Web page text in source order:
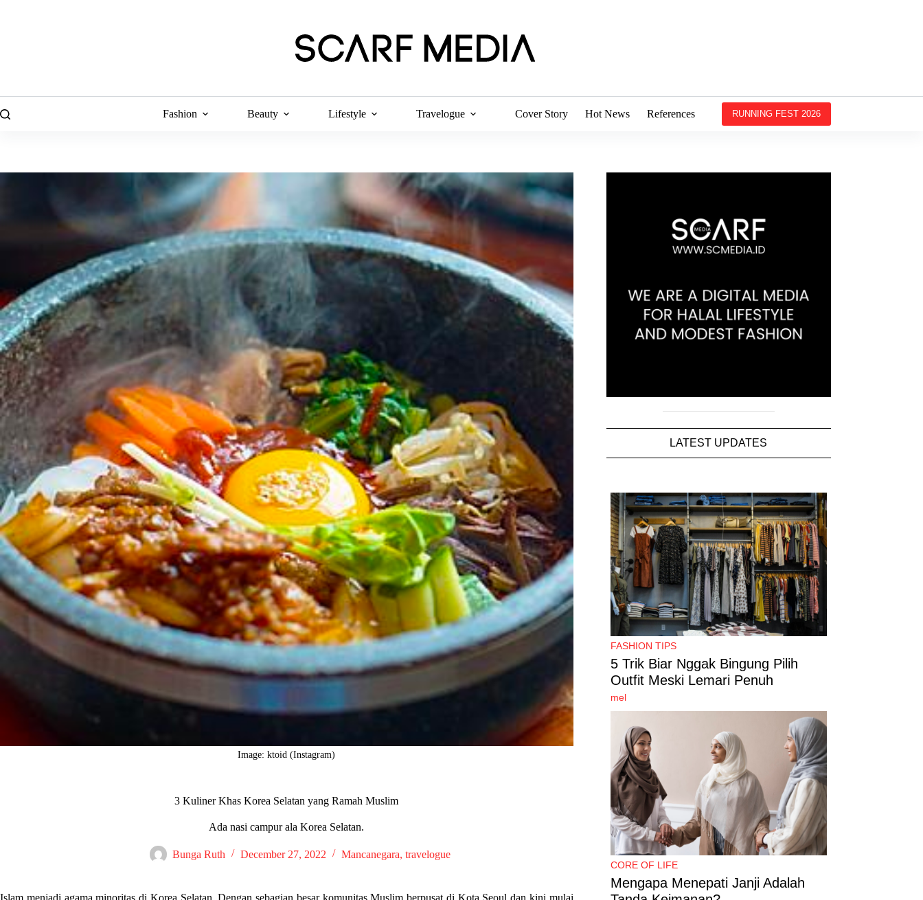
Fashion Beauty Lifestyle Travelogue Cover Story Hot News References RUNNING FEST 2026
Image: ktoid (Instagram)
3 Kuliner Khas Korea Selatan yang Ramah Muslim
Ada nasi campur ala Korea Selatan.
Bunga Ruth December 27, 2022 Mancanegara,travelogue
Islam menjadi agama minoritas di Korea Selatan. Dengan sebagian besar komunitas Muslim berpusat di Kota Seoul dan kini mulai
LATEST UPDATES
FASHION TIPS
5 Trik Biar Nggak Bingung Pilih
Outfit Meski Lemari Penuh
mel
CORE OF LIFE
Mengapa Menepati Janji Adalah